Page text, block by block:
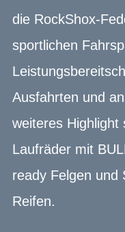
die RockShox-
sportlichen
Ausfahrten und
weiteres Highlight
Laufräder mit
ready Felgen und
Reifen.